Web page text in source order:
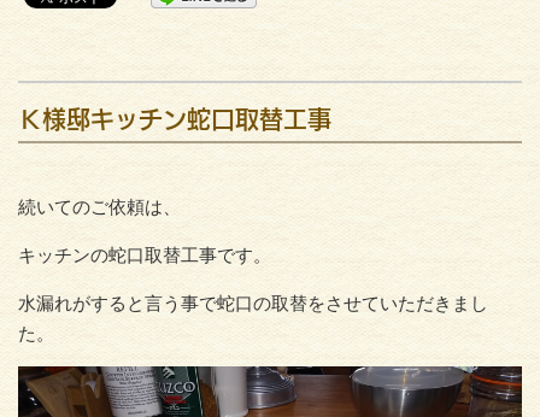
Ｋ様邸キッチン蛇口取替工事
続いてのご依頼は、
キッチンの蛇口取替工事です。
水漏れがすると言う事で蛇口の取替をさせていただきまし
た。